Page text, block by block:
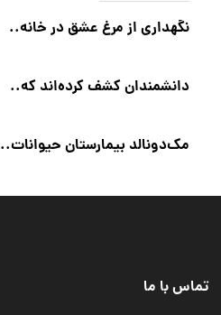
نگهداری از مرغ عشق در خانه..
دانشمندان کشف کرده‌اند که..
مک‌دونالد بیمارستان حیوانات..
تماس با ما